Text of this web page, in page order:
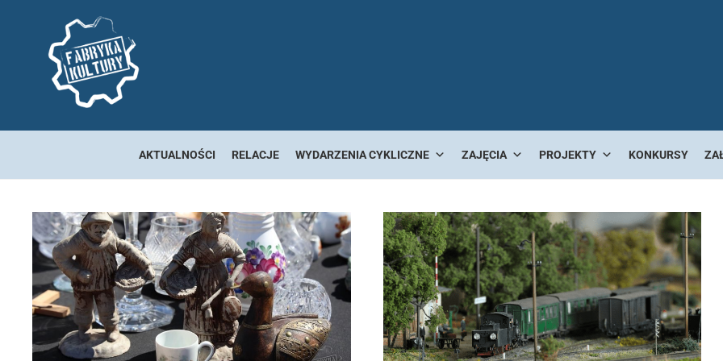
AKTUALNOŚCI RELACJE WYDARZENIA CYKLICZNE ZAJĘCIA PROJEKTY KONKURSY